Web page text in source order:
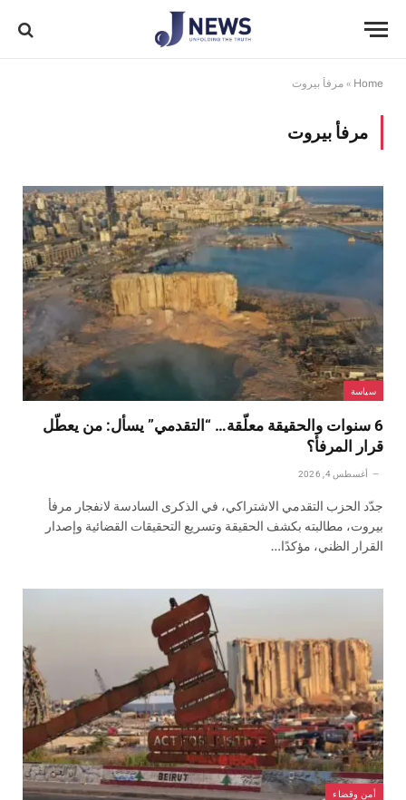
Home
» مرفأ بيروت
مرفأ بيروت
سياسة
6 سنوات والحقيقة معلّقة… “التقدمي” يسأل: من يعطّل
قرار المرفأ؟
أغسطس 4, 2026
جدّد الحزب التقدمي الاشتراكي، في الذكرى السادسة لانفجار مرفأ
بيروت، مطالبته بكشف الحقيقة وتسريع التحقيقات القضائية وإصدار
القرار الظني، مؤكدًا…
أمن وقضاء